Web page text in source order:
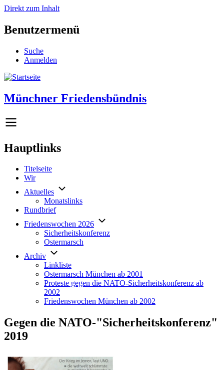
Direkt zum Inhalt
Benutzermenü
Suche
Anmelden
Münchner Friedensbündnis
Hauptlinks
Titelseite
Wir
Aktuelles
Monatslinks
Rundbrief
Friedenswochen 2026
Sicherheitskonferenz
Ostermarsch
Archiv
Linkliste
Ostermarsch München ab 2001
Proteste gegen die NATO-Sicherheitskonferenz ab
2002
Friedenswochen München ab 2002
Gegen die NATO-"Sicherheitskonferenz"
2019